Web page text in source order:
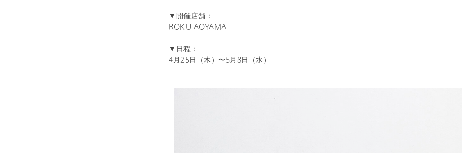
▼開催店舗：
ROKU AOYAMA
▼日程：
4月25日（木）〜5月8日（水）